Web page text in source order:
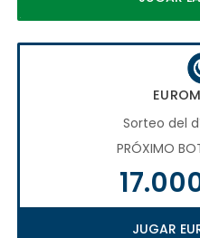
Sorteo del
PRÓXIMO
JUGAR